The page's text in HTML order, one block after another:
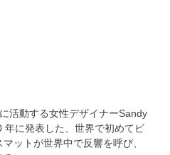
活動する女性デザイナーSandy
年に発表した、 世界で初めてビ
マットが世界中で反響を呼び、